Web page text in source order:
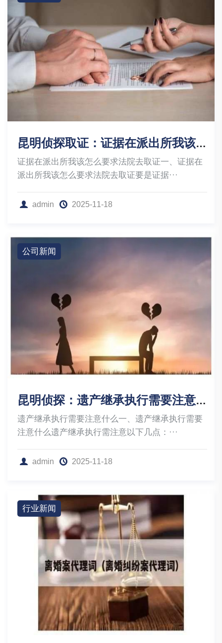
昆明侦探取证：证据在派出所我该怎么要求法院去取证
证据在派出所我该怎么要求法院去取证一、证据在
派出所我该怎么要求法院去取证要是证据···
admin 2025-11-18
公司新闻
昆明侦探：遗产继承执行需要注意什么
遗产继承执行需要注意什么一、遗产继承执行需要
注意什么遗产继承执行需注意以下几点：···
admin 2025-11-18
行业新闻